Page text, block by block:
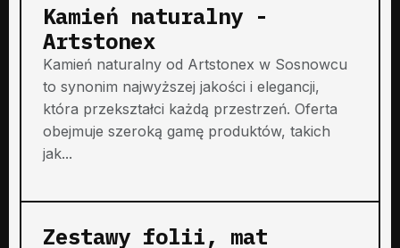
Kamień naturalny -
Artstonex
Kamień naturalny od Artstonex w Sosnowcu
to synonim najwyższej jakości i elegancji,
która przekształci każdą przestrzeń. Oferta
obejmuje szeroką gamę produktów, takich
jak...
Zestawy folii, mat